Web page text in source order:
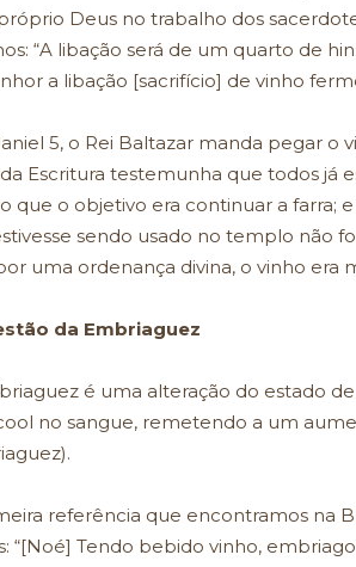
Deus no trabalho dos
“A libação será de um quarto de
a libação [sacrifício] de vinho
5, o Rei Baltazar manda pegar o
Escritura testemunha que todos já
que o objetivo era continuar a farra;
sendo usado no templo não
uma ordenança divina, o vinho era
da Embriaguez
é uma alteração do estado
no sangue, remetendo a um
referência que encontramos na
“[Noé] Tendo bebido vinho,